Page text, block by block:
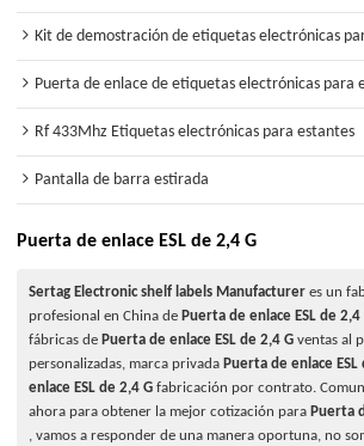
Kit de demostración de etiquetas electrónicas
Puerta de enlace de etiquetas electrónicas para
Rf 433Mhz Etiquetas electrónicas para estantes
Pantalla de barra estirada
Puerta de enlace ESL de 2,4 G
Sertag Electronic shelf labels Manufacturer es un
profesional en China de Puerta de enlace ESL de 2,4
fábricas de Puerta de enlace ESL de 2,4 G ventas al
personalizadas, marca privada Puerta de enlace ESL
enlace ESL de 2,4 G fabricación por contrato.
ahora para obtener la mejor cotización para Puerta
, vamos a responder de una manera oportuna, no